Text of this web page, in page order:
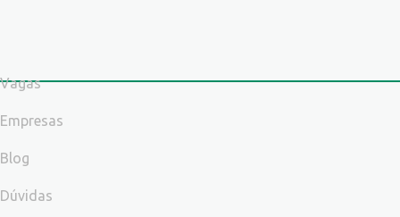
Vagas
Empresas
Blog
Dúvidas